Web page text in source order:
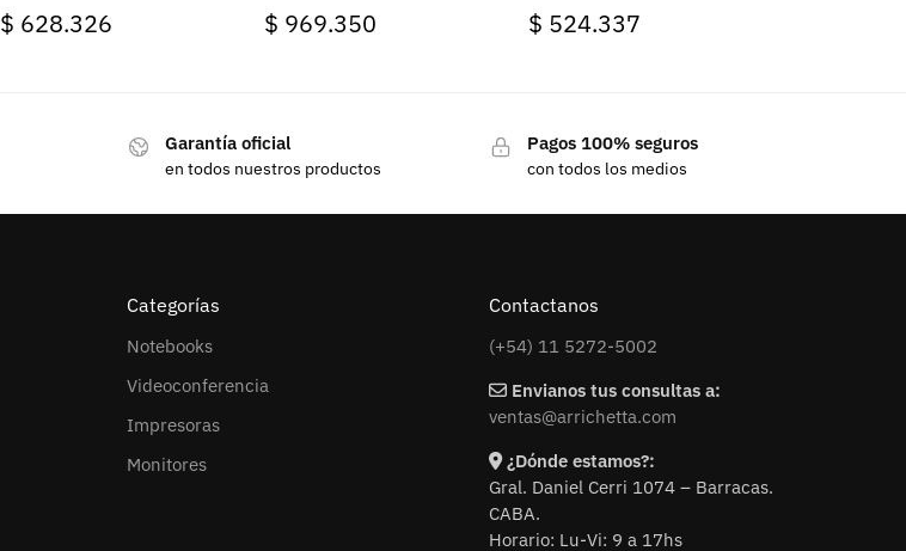
$ 628.326 $ 969.350 $ 524.337
Garantía oficial
en todos nuestros productos
Pagos 100% seguros
con todos los medios
Categorías
Notebooks
Videoconferencia
Impresoras
Monitores
Contactanos
(+54) 11 5272-5002
Envianos tus consultas a:
ventas@arrichetta.com
¿Dónde estamos?:
Gral. Daniel Cerri 1074 – Barracas.
CABA.
Horario: Lu-Vi: 9 a 17hs